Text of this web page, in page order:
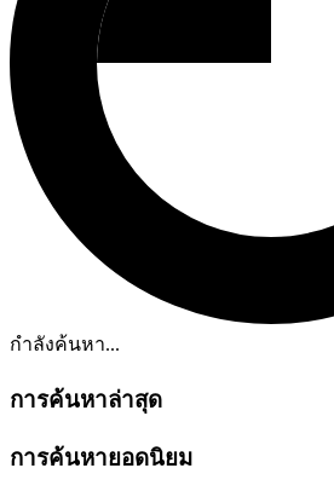
กำลังค้นหา...
การค้นหาล่าสุด
การค้นหายอดนิยม